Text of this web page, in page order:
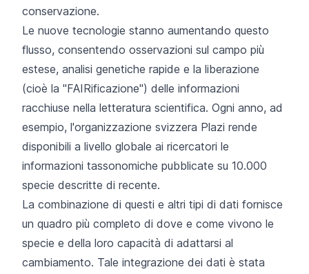
conservazione.
Le nuove tecnologie stanno aumentando questo
flusso, consentendo osservazioni sul campo più
estese, analisi genetiche rapide e la liberazione
(cioè la "FAIRificazione") delle informazioni
racchiuse nella letteratura scientifica. Ogni anno, ad
esempio, l'organizzazione svizzera Plazi rende
disponibili a livello globale ai ricercatori le
informazioni tassonomiche pubblicate su 10.000
specie descritte di recente.
La combinazione di questi e altri tipi di dati fornisce
un quadro più completo di dove e come vivono le
specie e della loro capacità di adattarsi al
cambiamento. Tale integrazione dei dati è stata